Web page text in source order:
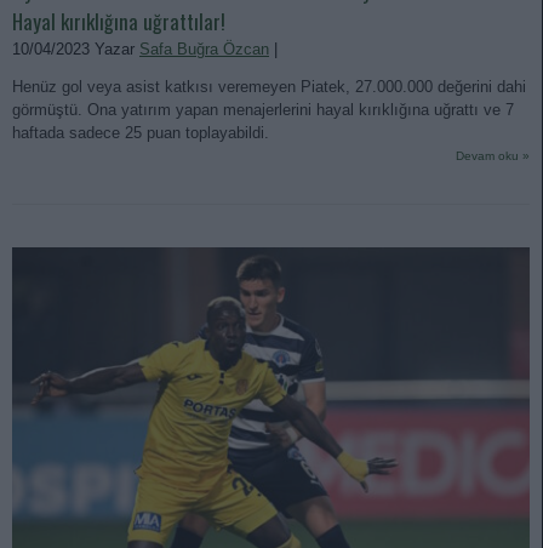
Hayal kırıklığına uğrattılar!
10/04/2023 Yazar Safa Buğra Özcan
Henüz gol veya asist katkısı veremeyen Piatek, 27.000.000 değerini dahi
görmüştü. Ona yatırım yapan menajerlerini hayal kırıklığına uğrattı ve 7
haftada sadece 25 puan toplayabildi.
Devam oku »